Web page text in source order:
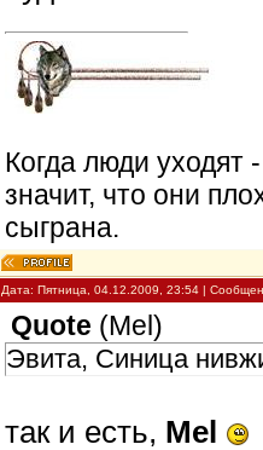
Когда люди уходят
значит, что они
сыграна.
Дата: Пятница, 04.12.2009, 23:54 |
Quote (Mel )
Эвита, Синица
так и есть, Mel